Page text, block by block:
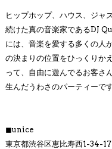
ヒップホップ、ハウス、ジャ
続けた真の音楽家であるDJ
には、音楽を愛する多くの人
の決まりの位置をひっくりか
って、自由に遊んでるお客さ
生んだうわさのパーティーです
◼︎unice
東京都渋谷区恵比寿西1-34-